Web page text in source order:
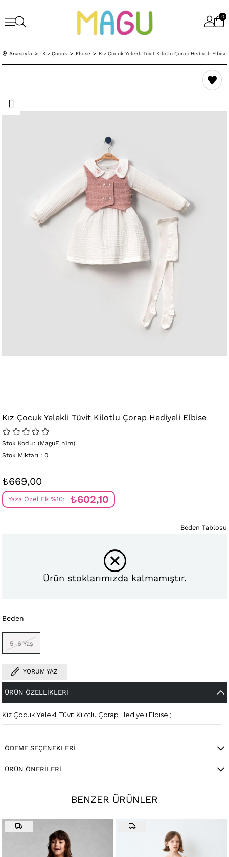
0
Anasayfa Kız Çocuk Elbise Kız Çocuk Yelekli Tüvit Kilotlu Çorap Hediyeli Elbise
Kız Çocuk Yelekli Tüvit Kilotlu Çorap Hediyeli Elbise
(MaguEln1m)
Stok Kodu
Stok Miktarı : 0
₺669,00
Yaza Özel Ek %10: ₺602,10
Ürün stoklarımızda kalmamıştır.
Beden
5-6 Yaş
Beden Tablosu
YORUM YAZ
ÜRÜN ÖZELLIKLERI
Kız Çocuk Yelekli Tüvit Kilotlu Çorap Hediyeli Elbise ;
ÖDEME SEÇENEKLERI
ÜRÜN ÖNERILERI
BENZER ÜRÜNLER